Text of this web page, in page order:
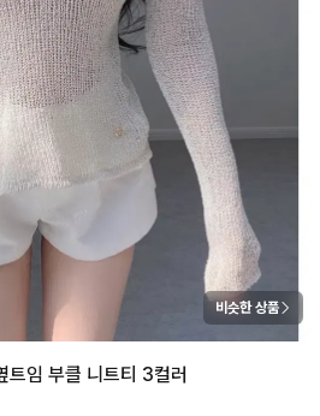
비슷한 상품
트임 부클 니트티 3컬러